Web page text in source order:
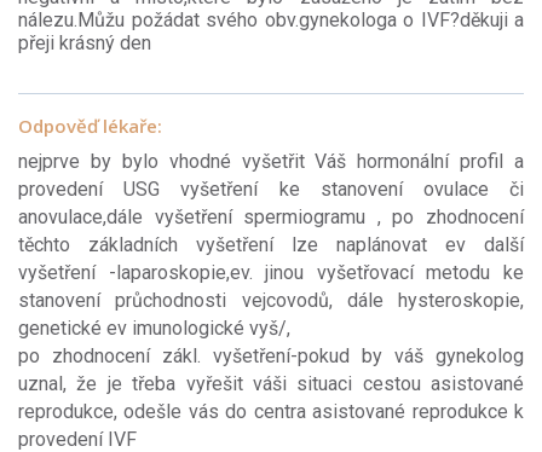
nálezu.Můžu požádat svého obv.gynekologa o IVF?děkuji a
přeji krásný den
Odpověď lékaře:
nejprve by bylo vhodné vyšetřit Váš hormonální profil a
provedení USG vyšetření ke stanovení ovulace či
anovulace,dále vyšetření spermiogramu , po zhodnocení
těchto základních vyšetření lze naplánovat ev další
vyšetření -laparoskopie,ev. jinou vyšetřovací metodu ke
stanovení průchodnosti vejcovodů, dále hysteroskopie,
genetické ev imunologické vyš/,
po zhodnocení zákl. vyšetření-pokud by váš gynekolog
uznal, že je třeba vyřešit váši situaci cestou asistované
reprodukce, odešle vás do centra asistované reprodukce k
provedení IVF